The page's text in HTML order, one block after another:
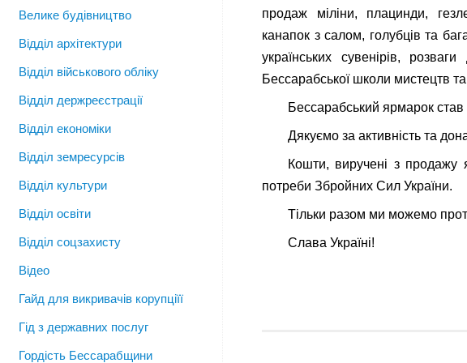
продаж міліни, плацинди,
канапок з салом, голубців та
українських сувенірів,
Бессарабської школи мистецтв
Бессарабський ярмарок став
Дякуємо за активність та
Кошти, виручені з продажу
потреби Збройних Сил України.
Тільки разом ми можемо
Слава Україні!
Велике будівництво
Відділ архітектури
Відділ військового обліку
Відділ держреєстрації
Відділ економіки
Відділ земресурсів
Відділ культури
Відділ освіти
Відділ соцзахисту
Відео
Гайд для викривачів корупціїї
Гід з державних послуг
Гордість Бессарабщини